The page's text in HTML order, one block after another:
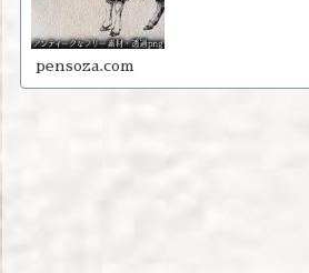
pensoza.com